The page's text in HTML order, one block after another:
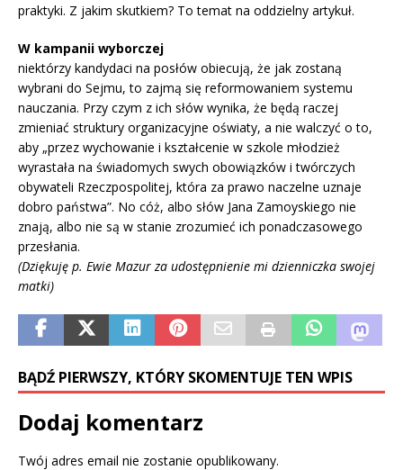
praktyki. Z jakim skutkiem? To temat na oddzielny artykuł.
W kampanii wyborczej
niektórzy kandydaci na posłów obiecują, że jak zostaną
wybrani do Sejmu, to zajmą się reformowaniem systemu
nauczania. Przy czym z ich słów wynika, że będą raczej
zmieniać struktury organizacyjne oświaty, a nie walczyć o to,
aby „przez wychowanie i kształcenie w szkole młodzież
wyrastała na świadomych swych obowiązków i twórczych
obywateli Rzeczpospolitej, która za prawo naczelne uznaje
dobro państwa”. No cóż, albo słów Jana Zamoyskiego nie
znają, albo nie są w stanie zrozumieć ich ponadczasowego
przesłania.
(Dziękuję p. Ewie Mazur za udostępnienie mi dzienniczka swojej
matki)
BĄDŹ PIERWSZY, KTÓRY SKOMENTUJE TEN WPIS
Dodaj komentarz
Twój adres email nie zostanie opublikowany.